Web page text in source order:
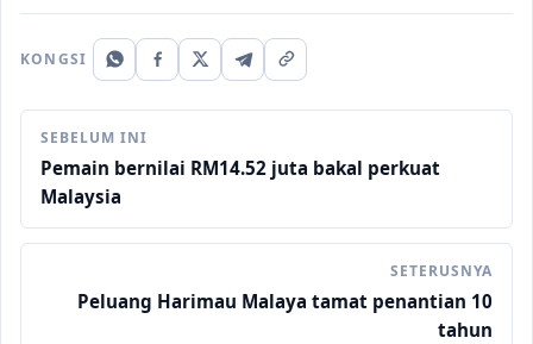
KONGSI
SEBELUM INI
Pemain bernilai RM14.52 juta bakal perkuat
Malaysia
SETERUSNYA
Peluang Harimau Malaya tamat penantian 10
tahun